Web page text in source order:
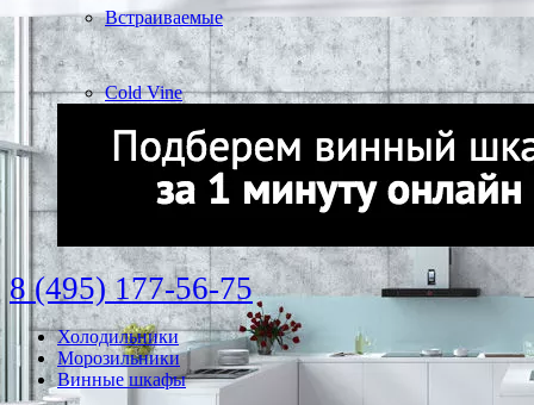
Встраиваемые
Cold Vine
8 (495) 177-56-75
Холодильники
Морозильники
Винные шкафы